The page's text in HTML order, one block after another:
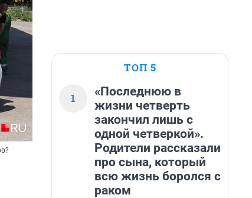
ТОП 5
1
«Последнюю в
жизни четверть
закончил лишь с
одной четверкой».
Родители рассказали
про сына, который
всю жизнь боролся с
раком